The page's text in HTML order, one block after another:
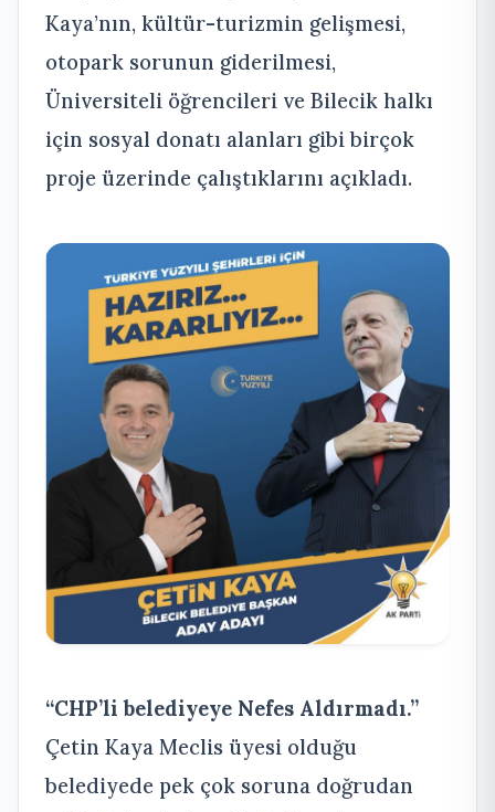
Kaya’nın, kültür-turizmin gelişmesi,
otopark sorunun giderilmesi,
Üniversiteli öğrencileri ve Bilecik halkı
için sosyal donatı alanları gibi birçok
proje üzerinde çalıştıklarını açıkladı.
“CHP’li belediyeye Nefes Aldırmadı.”
Çetin Kaya Meclis üyesi olduğu
belediyede pek çok soruna doğrudan